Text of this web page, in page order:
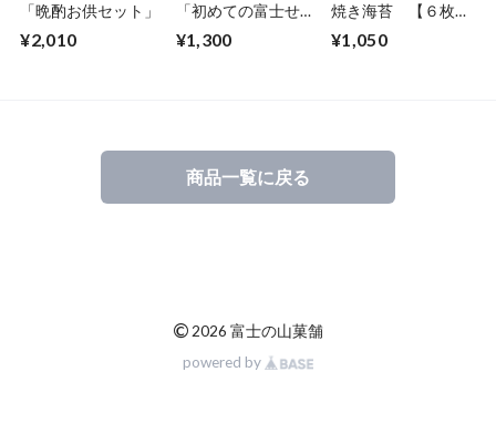
「晩酌お供セット」
¥2,010
「初めての富士せん
¥1,300
焼き海苔 【６枚入
¥1,050
商品一覧に戻る
© 2026 富士の山菓舗
powered by